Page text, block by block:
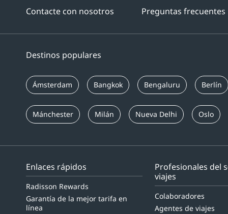
Contacte con nosotros Preguntas frecuentes
Destinos populares
Ámsterdam Bangkok Bengaluru Berlín
Mánchester Milán Nueva Delhi Oslo
Enlaces rápidos
Radisson Rewards
Garantía de la mejor tarifa en
línea
Profesionales del
viajes
Colaboradores
Agentes de viajes